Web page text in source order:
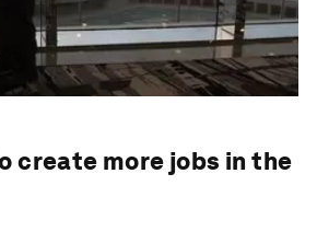
create more jobs in the